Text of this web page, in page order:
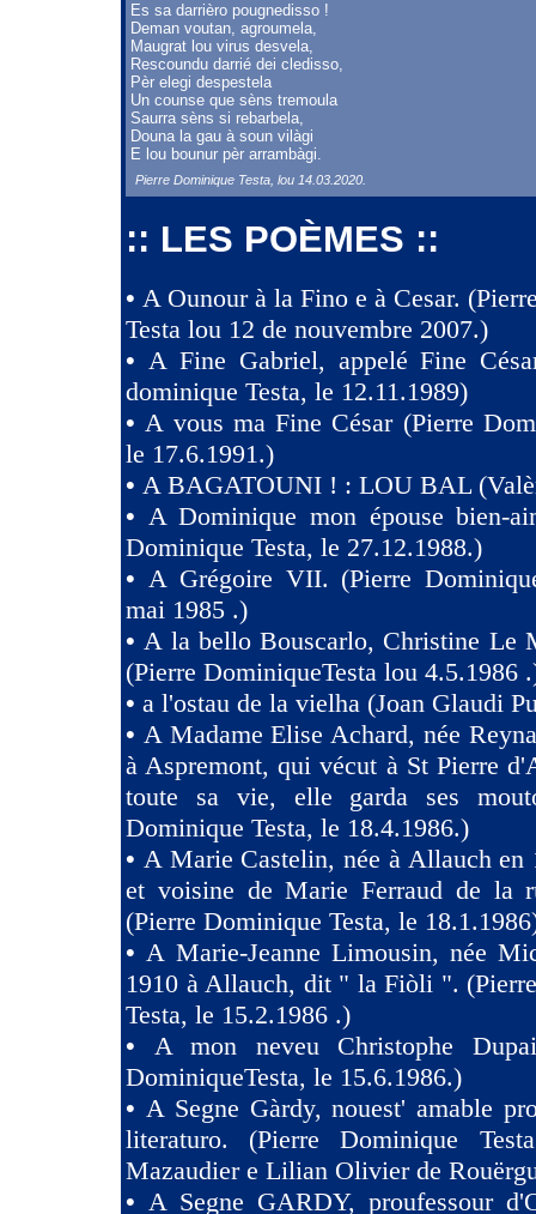
Es sa darrièro pougnedisso !
Deman voutan, agroumela,
Maugrat lou virus desvela,
Rescoundu darrié dei cledisso,
Pèr elegi despestela
Un counse que sèns tremoula
Saurra sèns si rebarbela,
Douna la gau à soun vilàgi
E lou bounur pèr arrambàgi.
Pierre Dominique Testa, lou 14.03.2020.
:: LES POÈMES ::
• A Ounour à la Fino e à Cesar.
Testa lou 12 de nouvembre 2007.)
• A Fine Gabriel, appelé Fine
dominique Testa, le 12.11.1989)
•A vous ma Fine César (Pierre
le 17.6.1991.)
• A BAGATOUNI ! : LOU BAL
• A Dominique mon épouse bien-
Dominique Testa, le 27.12.1988.)
• A Grégoire VII. (Pierre
mai 1985 .)
•A la bello Bouscarlo, Christine Le
(Pierre DominiqueTesta lou 4.5.1986
• a l'ostau de la vielha (Joan Glaudi
• A Madame Elise Achard, née
à Aspremont, qui vécut à St Pierre
toute sa vie, elle garda ses
Dominique Testa, le 18.4.1986.)
• A Marie Castelin, née à Allauch en
et voisine de Marie Ferraud de la
(Pierre Dominique Testa, le
•A Marie-Jeanne Limousin, née
1910 à Allauch, dit " la Fiòli ".
Testa, le 15.2.1986 .)
• A mon neveu Christophe
DominiqueTesta, le 15.6.1986.)
• A Segne Gàrdy, nouest' amable
literaturo. (Pierre Dominique
Mazaudier e Lilian Olivier de
• A Segne GARDY, proufessour